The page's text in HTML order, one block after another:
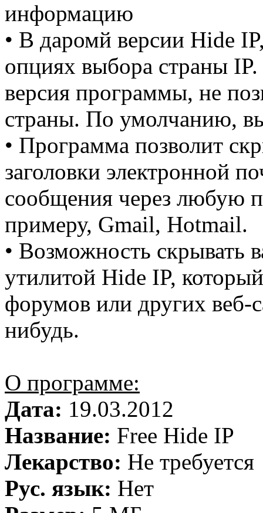
информацию
• В даромй версии Hide
опциях выбора страны
версия программы, не
страны. По умолчанию,
• Программа позволит
заголовки электронной
сообщения через любую
примеру, Gmail, Hotmail.
• Возможность скрывать
утилитой Hide IP,
форумов или других веб-
нибудь.
О программе:
Дата: 19.03.2012
Название: Free Hide IP
Лекарство: Не требуется
Рус. язык: Нет